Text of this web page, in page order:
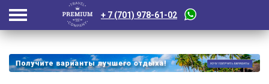
+ 7 (701) 978-61-02